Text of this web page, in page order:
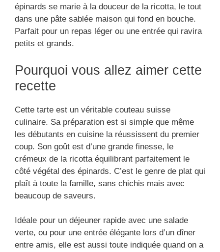
épinards se marie à la douceur de la ricotta, le tout
dans une pâte sablée maison qui fond en bouche.
Parfait pour un repas léger ou une entrée qui ravira
petits et grands.
Pourquoi vous allez aimer cette
recette
Cette tarte est un véritable couteau suisse
culinaire. Sa préparation est si simple que même
les débutants en cuisine la réussissent du premier
coup. Son goût est d’une grande finesse, le
crémeux de la ricotta équilibrant parfaitement le
côté végétal des épinards. C’est le genre de plat qui
plaît à toute la famille, sans chichis mais avec
beaucoup de saveurs.
Idéale pour un déjeuner rapide avec une salade
verte, ou pour une entrée élégante lors d’un dîner
entre amis, elle est aussi toute indiquée quand on a